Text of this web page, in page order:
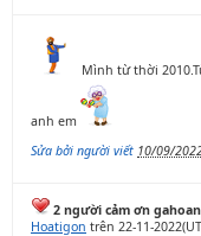
Mình từ thời
anh em
Sửa bởi người viết 10/09/
2 người cảm ơn
Hoatigon trên 22-11-